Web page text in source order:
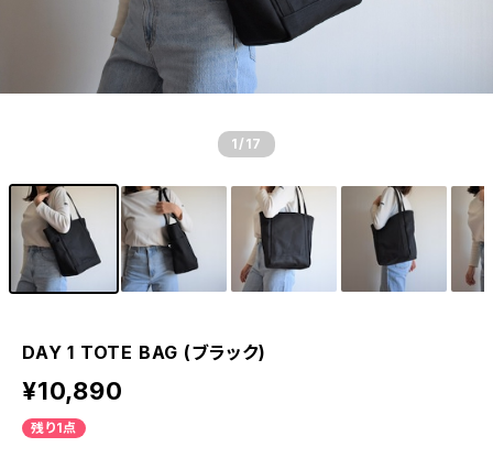
1 /17
DAY 1 TOTE BAG (ブラック)
¥10,890
残り1点